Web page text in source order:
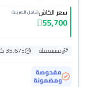
سعر الكاش(شامل الضريبة)
55,700
مستعملة 35,675 كم
مفحوصة
ومضمونة